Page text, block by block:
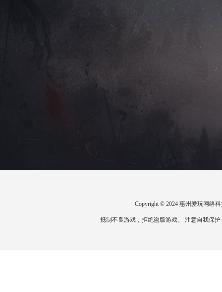
Copyright © 2024 惠州爱玩网络
抵制不良游戏，拒绝盗版游戏。 注意自我保